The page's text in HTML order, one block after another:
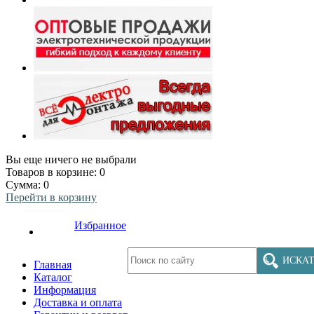
Вы еще ничего не выбрали
Товаров в корзине: 0
Сумма: 0
Перейти в корзину
Избранное
Главная
Каталог
Информация
Доставка и оплата